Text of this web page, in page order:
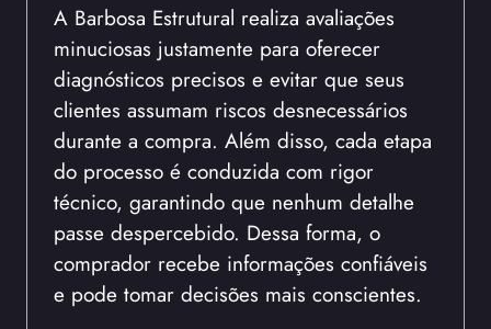
A Barbosa Estrutural realiza avaliações
minuciosas justamente para oferecer
diagnósticos precisos e evitar que seus
clientes assumam riscos desnecessários
durante a compra. Além disso, cada etapa
do processo é conduzida com rigor
técnico, garantindo que nenhum detalhe
passe despercebido. Dessa forma, o
comprador recebe informações confiáveis
e pode tomar decisões mais conscientes.